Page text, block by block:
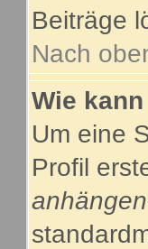
Beiträge
Nach
Wie
Um eine
Profil
anhängen